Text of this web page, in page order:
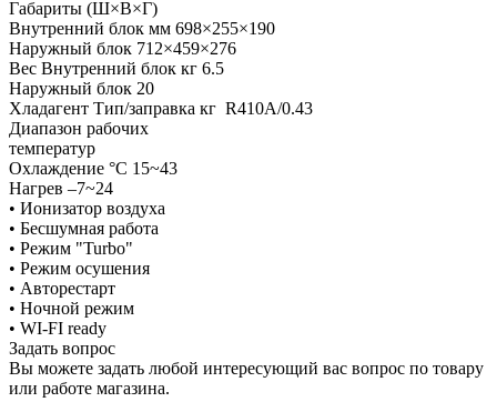
Габариты (Ш×В×Г)
Внутренний блок мм 698×255×190
Наружный блок 712×459×276
Вес Внутренний блок кг 6.5
Наружный блок 20
Хладагент Тип/заправка кг R410A/0.43
Диапазон рабочих
температур
Охлаждение °C 15~43
Нагрев –7~24
• Ионизатор воздуха
• Бесшумная работа
• Режим "Turbo"
• Режим осушения
• Авторестарт
• Ночной режим
• WI-FI ready
Задать вопрос
Вы можете задать любой интересующий вас вопрос по товару
или работе магазина.